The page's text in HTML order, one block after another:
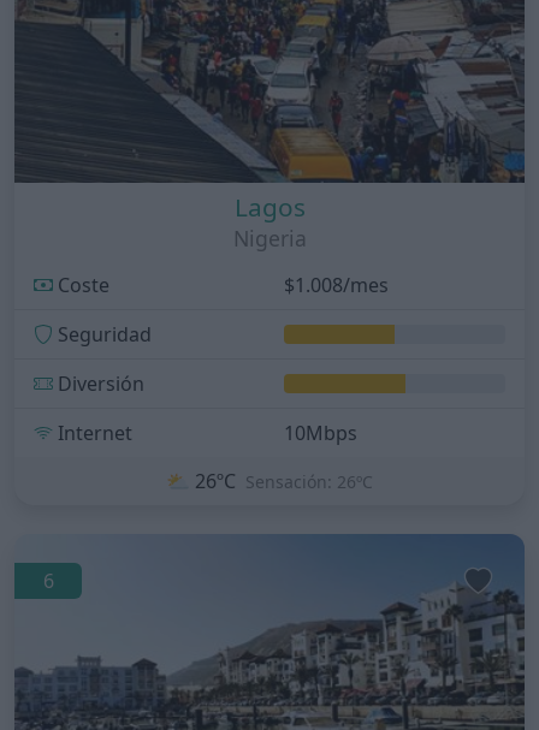
Lagos
Nigeria
Coste
$1.008/mes
Seguridad
Diversión
Internet
10Mbps
⛅ 26ºC Sensación: 26ºC
6